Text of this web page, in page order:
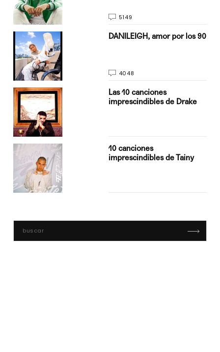
5149
DANILEIGH, amor por los 90
4048
Las 10 canciones
imprescindibles de Drake
10 canciones
imprescindibles de Tainy